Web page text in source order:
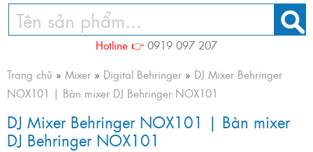
Hotline 👉 0919 097 207
Trang chủ » Mixer » Digital Behringer » DJ Mixer Behringer
NOX101 | Bàn mixer DJ Behringer NOX101
DJ Mixer Behringer NOX101 | Bàn mixer
DJ Behringer NOX101